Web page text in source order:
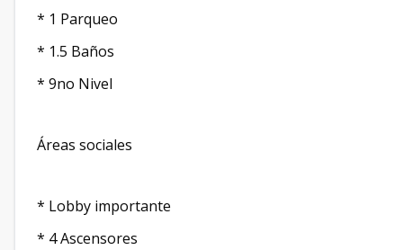
* 1 Parqueo
* 1.5 Baños
* 9no Nivel
Áreas sociales
* Lobby importante
* 4 Ascensores